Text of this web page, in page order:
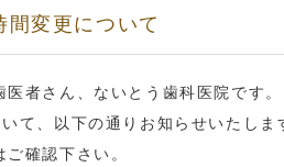
間変更について
者さん、ないとう歯科医院です。
て、以下の通りお知らせいたしま
確認下さい。